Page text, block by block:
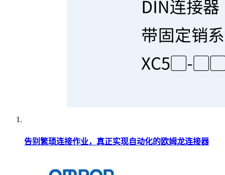
告别繁琐连接作业，真正实现自动化的欧姆龙连接器